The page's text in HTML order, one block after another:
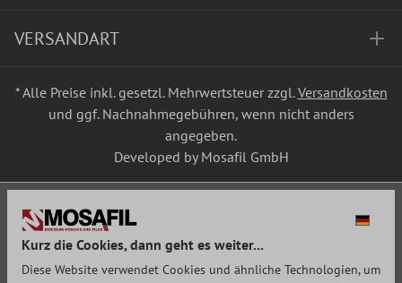
VERSANDART
* Alle Preise inkl. gesetzl. Mehrwertsteuer zzgl.Versandkosten
und ggf. Nachnahmegebühren, wenn nicht anders
angegeben.
Developed by Mosafil GmbH
Kurz die Cookies, dann geht es weiter...
Diese Website verwendet Cookies und ähnliche Technologien, um